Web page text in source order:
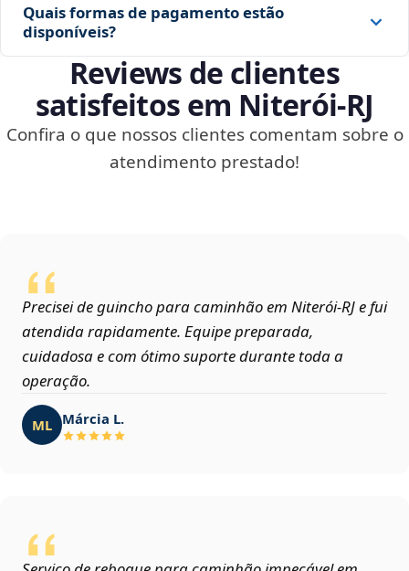
Quais formas de pagamento estão
disponíveis?
Reviews de clientes
satisfeitos em Niterói‑RJ
Confira o que nossos clientes comentam sobre o
atendimento prestado!
Precisei de guincho para caminhão em Niterói‑RJ e fui
atendida rapidamente. Equipe preparada,
cuidadosa e com ótimo suporte durante toda a
operação.
ML Márcia L.